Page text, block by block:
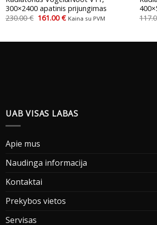
300×2400 apatinis prijungimas
230.00€ Original
161.00€Current
Kaina su PVM
UAB VISAS LABAS
Apie mus
Naudinga informacija
Kontaktai
Prekybos vietos
Servisas